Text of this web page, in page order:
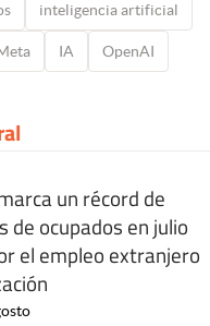
inteligencia artificial
IA OpenAI
un récord de
de ocupados en julio
el empleo extranjero